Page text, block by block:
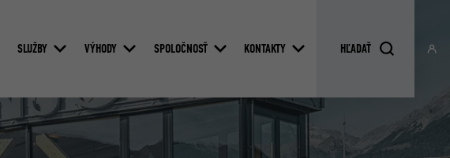
SLUŽBY VÝHODY SPOLOČNOSŤ KONTAKTY